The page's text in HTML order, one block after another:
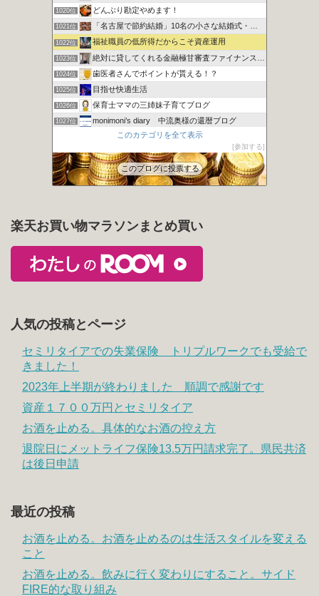
1020位 どんぶり勘定やめます！
1021位 「名古屋で節約結婚」10名の小さな結婚式・ハム太のお得な頬袋
1022位 福祉職員の低所得だからこそ資産運用
1023位 絶対に貸してくれる金融極甘審査ファイナンスについての考察
1024位 歯医者さんでポイントが貰える！？
1025位 目指せ快適生活
1026位 保育士ママの三姉妹子育てブログ
1027位 monimoni’s diary 中流奥様の還暦ブログ
【ハウハウ】ハウスのノウハウ│ 一級建築士のブログ
1029位 財布のヒモとの上手なつき合いかた
このカテゴリを全て表示
参加する
このブログに投票する
楽天お買い物マラソンまとめ買い
人気の投稿とページ
セミリタイアでの失業保険 トリプルワークでも受給で
きました！
2023年上半期が終わりました 順調で感謝です
資産１７００万円とセミリタイア
お酒を止める。具体的なお酒の控え方
退院日にメットライフ保険13.5万円請求完了。県民共済
は後日申請
最近の投稿
お酒を止める。お酒を止めるのは生活スタイルを変える
こと
お酒を止める。飲みに行く変わりにすること。サイド
FIRE的な取り組み